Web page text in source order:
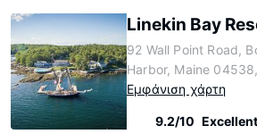
Linekin Bay
92 Wall Point Road,
Harbor, Maine
Εμφάνιση χάρτη
9.2/10 Excellent